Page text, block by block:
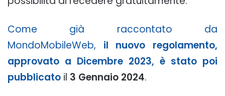
Come già raccontato da
MondoMobileWeb, il nuovo regolamento,
approvato a Dicembre 2023, è stato poi
pubblicato il 3 Gennaio 2024.